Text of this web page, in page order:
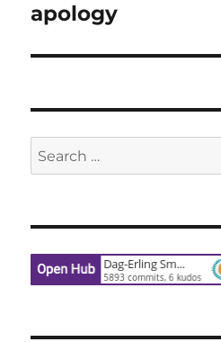
post:
apology
Search
for: